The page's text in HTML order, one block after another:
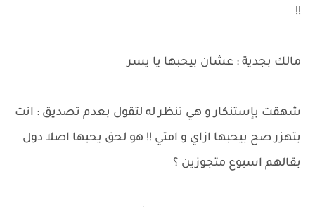
!!
مالك بجدية : عشان بيحبها يا يسر
شهقت بإستنكار و هي تنظر له لتقول بعدم تصديق : انت
بتهزر صح بيحبها ازاي و امتي !! هو لحق يحبها اصلا دول
بقالهم اسبوع متجوزين ؟